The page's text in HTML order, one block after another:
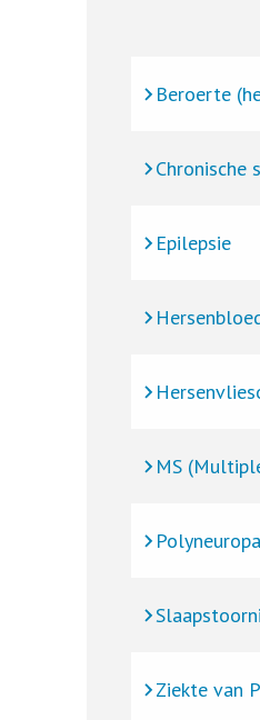
Beroerte
Chronische
Epilepsie
MS
Ziekte van